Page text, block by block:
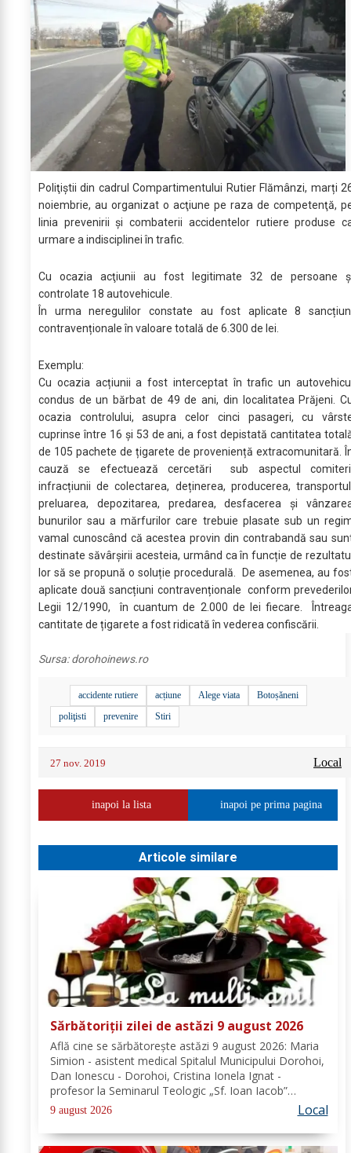
Poliţiştii din cadrul Compartimentului Rutier Flămânzi, marți
noiembrie, au organizat o acţiune pe raza de competenţă,
linia prevenirii şi combaterii accidentelor rutiere produse
urmare a indisciplinei în trafic.
Cu ocazia acţiunii au fost legitimate 32 de persoane
controlate 18 autovehicule.
În urma neregulilor constate au fost aplicate 8
contravenționale în valoare totală de 6.300 de lei.
Exemplu:
Cu ocazia acțiunii a fost interceptat în trafic un
condus de un bărbat de 49 de ani, din localitatea Prăjeni.
ocazia controlului, asupra celor cinci pasageri, cu
cuprinse între 16 și 53 de ani, a fost depistată cantitatea
de 105 pachete de țigarete de proveniență extracomunitară.
cauză se efectuează cercetări sub aspectul
infracțiunii de colectarea, deținerea, producerea,
preluarea, depozitarea, predarea, desfacerea și
bunurilor sau a mărfurilor care trebuie plasate sub un
vamal cunoscând că acestea provin din contrabandă sau
destinate săvârșirii acesteia, urmând ca în funcție de
lor să se propună o soluție procedurală. De asemenea, au
aplicate două sancțiuni contravenționale conform
Legii 12/1990, în cuantum de 2.000 de lei fiecare.
cantitate de țigarete a fost ridicată în vederea confiscării.
Sursa:dorohoinews.ro
accidente rutiere acțiune Alege viata
Botoșăneni
poliţisti
prevenire Stiri
27 nov. 2019 Local
inapoi la lista inapoi pe prima pagina
Articole similare
Sărbătoriții zilei de astăzi 9 august 2026
Află cine se sărbătoreşte astăzi 9 august 2026: Maria
Simion - asistent medical Spitalul Municipului Dorohoi,
Dan Ionescu - Dorohoi, Cristina Ionela Ignat -
profesor la Seminarul Teologic „Sf. Ioan Iacob”
Dorohoi, Ana-Maria Ojog - profesor- consilier
educativ Școala Gimnazială Nr. 1 Dumeni, Mihai...
9 august 2026 Local